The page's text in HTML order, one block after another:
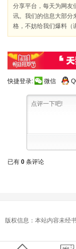
分享平台，每天为网友
讯。我们的信息大部分
格，不妨给我们爆料（
快捷登录: 微信
已有 0 条评论
版权信息：本站内容未经